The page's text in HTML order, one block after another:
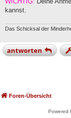
kannst.
Das Schicksal der
antworten
Foren-Übersicht
Powered